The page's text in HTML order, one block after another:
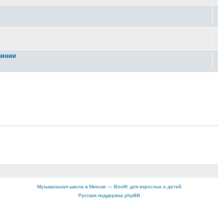
Музыкальная школа в Минске — BooM: для взрослых и детей
Русская поддержка phpBB